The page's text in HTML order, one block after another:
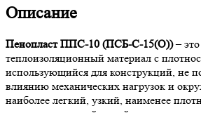
Описание
Пенопласт ППС-10 (ПСБ-С-15(О))– это
теплоизоляционный материал с
использующийся для конструкций, не
влиянию механических нагрузок и
наиболее легкий, узкий, наименее